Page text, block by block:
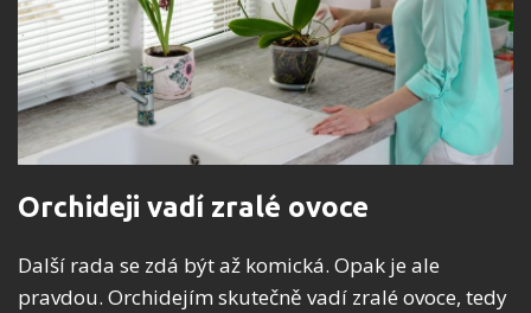
Orchideji vadí zralé ovoce
Další rada se zdá být až komická. Opak je ale
pravdou. Orchidejím skutečně vadí zralé ovoce, tedy